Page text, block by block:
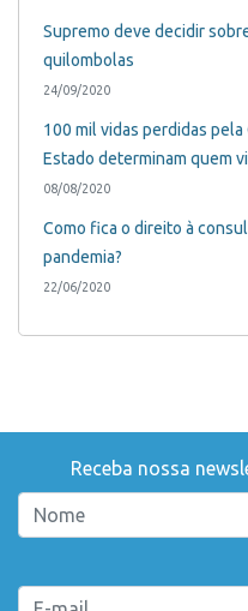
Supremo deve decidir
quilombolas
24/09/2020
100 mil vidas perdidas
Estado determinam quem
08/08/2020
Como fica o direito à
pandemia?
22/06/2020
Receba nossa